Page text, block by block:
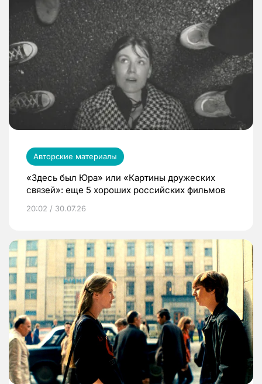
Авторские материалы
«Здесь был Юра» или «Картины дружеских
связей»: еще 5 хороших российских фильмов
20:02 / 30.07.26